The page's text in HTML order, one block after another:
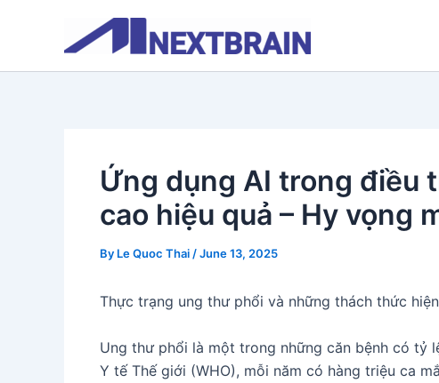
Ứng dụng AI trong điều
cao hiệu quả – Hy vọng
By Le Quoc Thai /June 13, 2025
Thực trạng ung thư phổi và những thách thức
Ung thư phổi là một trong những căn bệnh có tỷ
Y tế Thế giới (WHO), mỗi năm có hàng triệu ca